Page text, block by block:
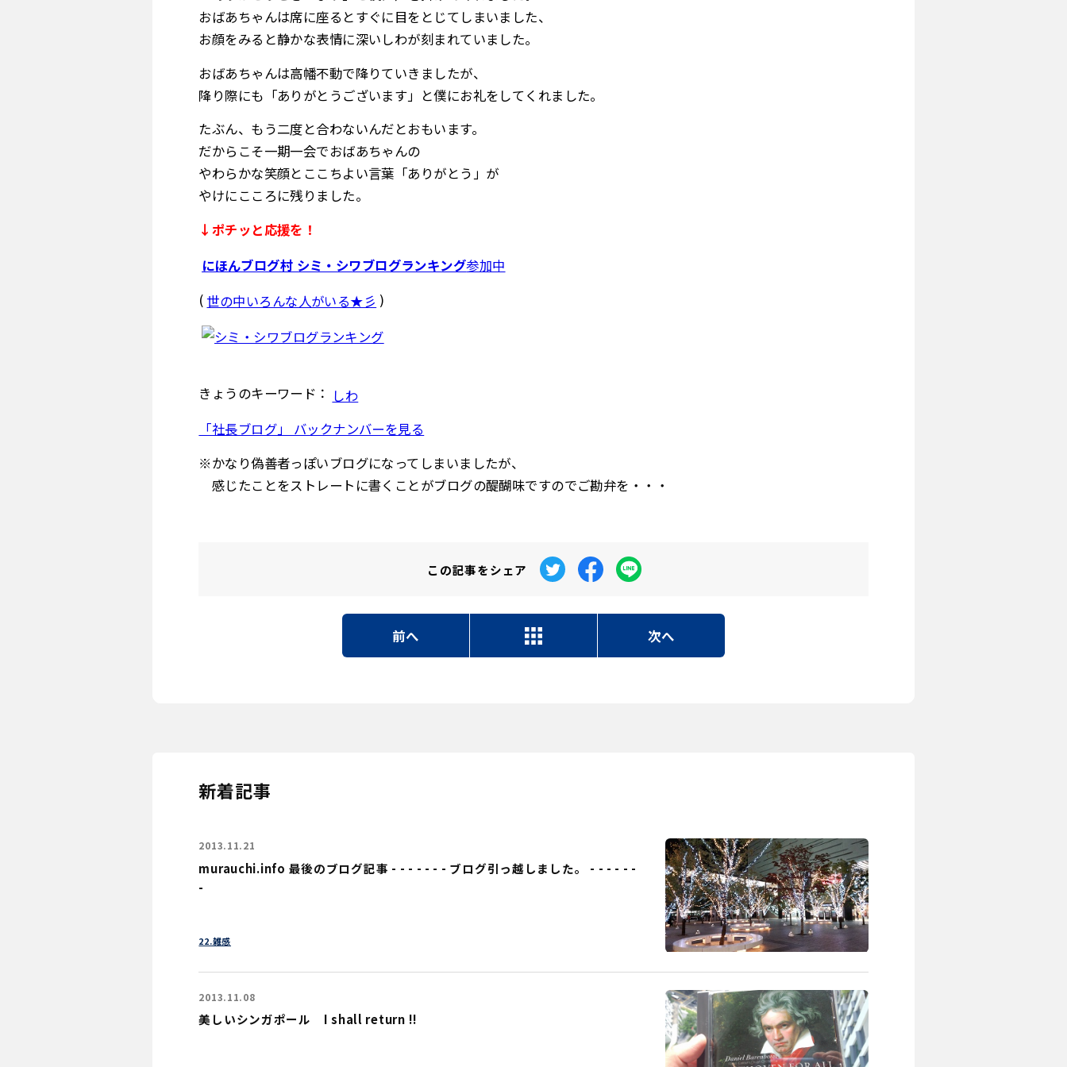
おばあちゃんは席に座るとすぐに目をとじてしまいました、
お顔をみると静かな表情に深いしわが刻まれていました。
おばあちゃんは高幡不動で降りていきましたが、
降り際にも「ありがとうございます」と僕にお礼をしてくれました。
たぶん、もう二度と合わないんだとおもいます。
だからこそ一期一会でおばあちゃんの
やわらかな笑顔とここちよい言葉「ありがとう」が
やけにこころに残りました。
↓ポチッと応援を！
にほんブログ村 シミ・シワブログランキング参加中
(世の中いろんな人がいる★彡 )
きょうのキーワード： しわ
「社長ブログ」 バックナンバーを見る
※かなり偽善者っぽいブログになってしまいましたが、
感じたことをストレートに書くことがブログの醍醐味ですのでご勘弁を・・・
この記事をシェア
前へ 次へ
新着記事
murauchi.info 最後のブログ記事 - - - - - - - ブログ引っ越しました。 - - - - - -
-
22.雑感
2013.11.21
美しいシンガポール I shall return !!
2013.11.08